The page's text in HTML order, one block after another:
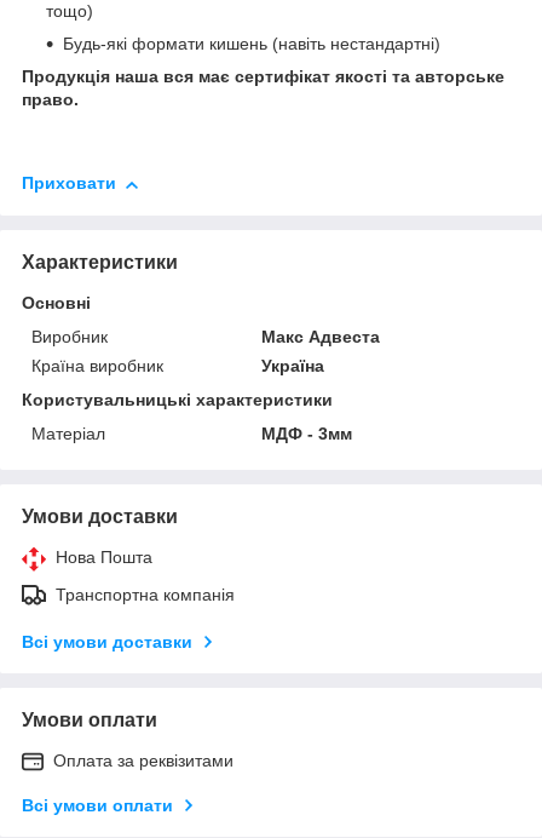
тощо)
Будь-які формати кишень (навіть нестандартні)
Продукція наша вся має сертифікат якості та авторське
право.
Приховати
Характеристики
Основні
Виробник
Макс Адвеста
Країна виробник
Україна
Користувальницькі характеристики
Матеріал
МДФ - 3мм
Умови доставки
Нова Пошта
Транспортна компанія
Всі умови доставки
Умови оплати
Оплата за реквізитами
Всі умови оплати